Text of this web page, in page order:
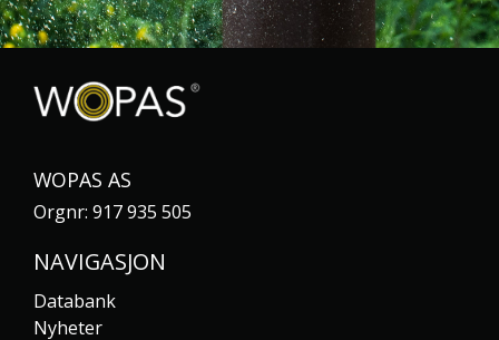
WOPAS AS
Orgnr: 917 935 505
NAVIGASJON
Databank
Nyheter